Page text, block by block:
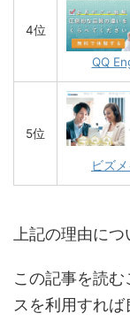
4位
QQ
5位
ビズ
上記の理由に
この記事を読
スを利用すれ